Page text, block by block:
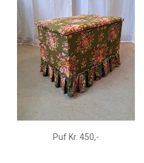
Puf Kr. 450,-